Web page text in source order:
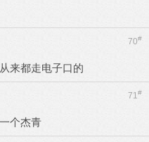
70#
来都走电子口的
71#
个杰青